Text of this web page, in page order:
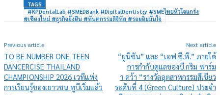
TAGS
#KPDentalLab #SMEDBank #DigitalDentistry #SMEไทยหัวใจแกร่ง
#เชียงใหม่ #ธุรกิจยั่งยืน #ทันตกรรมดิจิทัล #รอยยิ้มมั่นใจ
Previous article
TO BE NUMBER ONE TEEN
DANCERCISE THAILAND
CHAMPIONSHIP 2026 เวทีแห่ง
การเรียนรู้ของเยาวชน ทูบีเริ่มแล้ว
Next article
“ยูนีซัน” และ “เอฟ.ซี.พี.” ภายใต้
การกำกับดูแลของบี.กริม ฟาร์ม
า คว้า “รางวัลอุตสาหกรรมสีเขียว
ระดับที่ 4 (Green Culture) ประจำ